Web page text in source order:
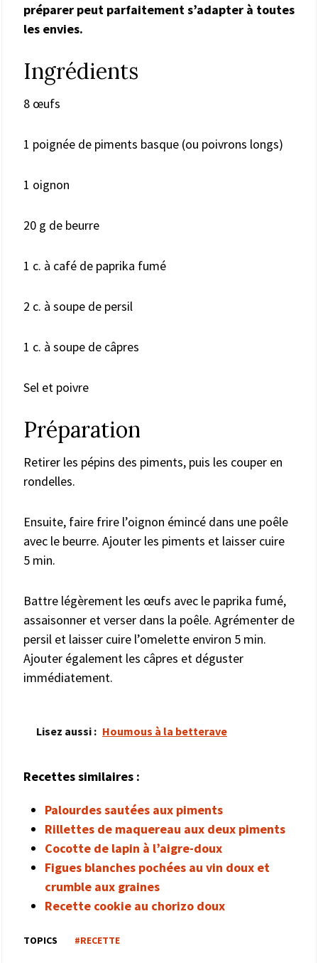
préparer peut parfaitement s’adapter à toutes
les envies.
Ingrédients
8 œufs
1 poignée de piments basque (ou poivrons longs)
1 oignon
20 g de beurre
1 c. à café de paprika fumé
2 c. à soupe de persil
1 c. à soupe de câpres
Sel et poivre
Préparation
Retirer les pépins des piments, puis les couper en
rondelles.
Ensuite, faire frire l’oignon émincé dans une poêle
avec le beurre. Ajouter les piments et laisser cuire
5 min.
Battre légèrement les œufs avec le paprika fumé,
assaisonner et verser dans la poêle. Agrémenter de
persil et laisser cuire l’omelette environ 5 min.
Ajouter également les câpres et déguster
immédiatement.
Lisez aussi : Houmous à la betterave
Recettes similaires :
Palourdes sautées aux piments
Rillettes de maquereau aux deux piments
Cocotte de lapin à l’aigre-doux
Figues blanches pochées au vin doux et
crumble aux graines
Recette cookie au chorizo doux
TOPICS #RECETTE